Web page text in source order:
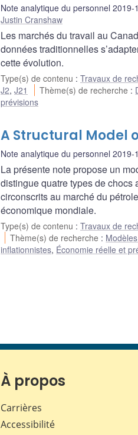
Note analytique du personnel 2019-
Justin Cranshaw
Les marchés du travail au
données traditionnelles
cette évolution.
Type(s) de contenu : Travaux de
J2, J21 Thème(s) de recherche :
prévisions
A Structural Model
Note analytique du personnel 2019-
La présente note propose un
distingue quatre types de chocs
circonscrits au marché du
économique mondiale.
Type(s) de contenu : Travaux de
Thème(s) de recherche :
inflationnistes, Économie réelle et
À propos
Carrières
Accessibilité